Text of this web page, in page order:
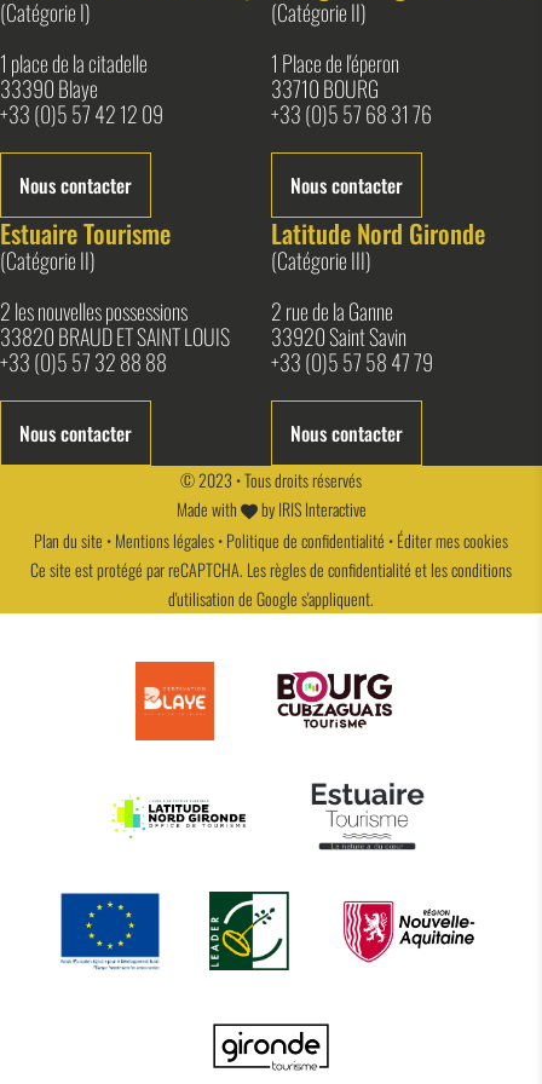
(Catégorie I)
1 place de la citadelle
33390 Blaye
+33 (0)5 57 42 12 09
Nous contacter
(Catégorie II)
1 Place de l'éperon
33710 BOURG
+33 (0)5 57 68 31 76
Nous contacter
Estuaire Tourisme
(Catégorie II)
2 les nouvelles possessions
33820 BRAUD ET SAINT LOUIS
+33 (0)5 57 32 88 88
Nous contacter
Latitude Nord Gironde
(Catégorie III)
2 rue de la Ganne
33920 Saint Savin
+33 (0)5 57 58 47 79
Nous contacter
© 2023 • Tous droits réservés
Made with
byIRIS Interactive
Plan du site •Mentions légales•Politique de confidentialité •Éditer mes cookies
Ce site est protégé par reCAPTCHA. Lesrègles de confidentialitéet lesconditions
d'utilisationde Google s'appliquent.